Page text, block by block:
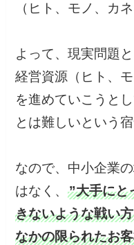
（ヒト、モノ、カ
よって、現実問題
経営資源（ヒト、
を進めていこうと
とは難しいという
なので、中小企業
はなく、”大手にと
きないような戦い
なかの限られたお